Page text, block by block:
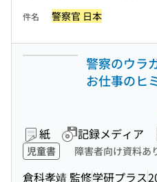
件名 警察官 日本
警察のウラ
お仕事のヒ
紙 記録メディア
児童書
障害者向け資料あ
倉科孝靖 監修学研プラス